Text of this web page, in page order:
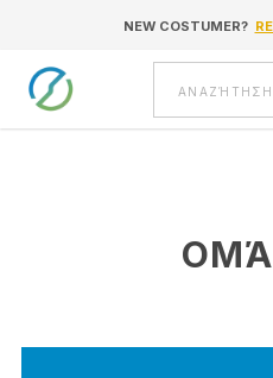
Go to contentNEW COSTUMER?
Αναζήτηση